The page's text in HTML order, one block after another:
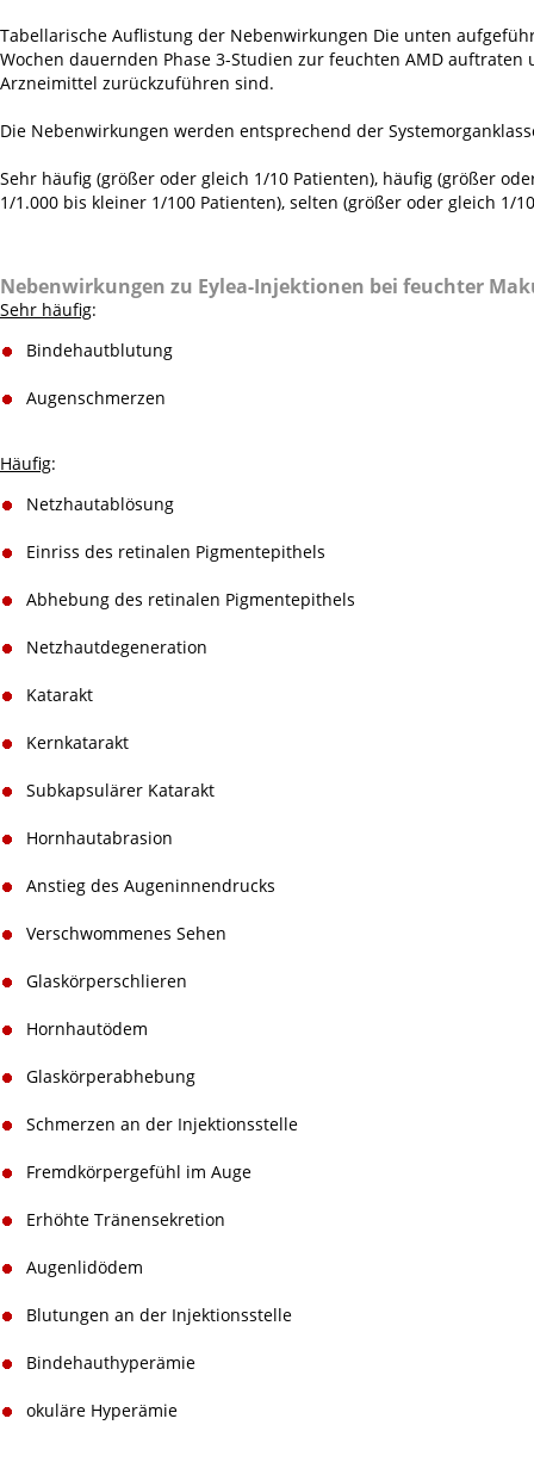
Tabellarische Auflistung der Nebenwirkungen Die unten
Wochen dauernden Phase 3-Studien zur feuchten AMD
Arzneimittel zurückzuführen sind.
Die Nebenwirkungen werden entsprechend der
Sehr häufig (größer oder gleich 1/10 Patienten), häufig (größer
1/1.000 bis kleiner 1/100 Patienten), selten (größer oder gleich 1/
Nebenwirkungen zu Eylea-Injektionen bei feuchter
Sehr häufig:
Bindehautblutung
Augenschmerzen
Häufig:
Netzhautablösung
Einriss des retinalen Pigmentepithels
Abhebung des retinalen Pigmentepithels
Netzhautdegeneration
Katarakt
Kernkatarakt
Subkapsulärer Katarakt
Hornhautabrasion
Anstieg des Augeninnendrucks
Verschwommenes Sehen
Glaskörperschlieren
Hornhautödem
Glaskörperabhebung
Schmerzen an der Injektionsstelle
Fremdkörpergefühl im Auge
Erhöhte Tränensekretion
Augenlidödem
Blutungen an der Injektionsstelle
Bindehauthyperämie
okuläre Hyperämie